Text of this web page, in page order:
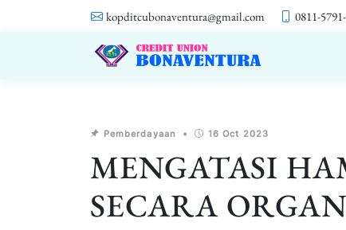
kopditcubonaventura@gmail.com 0811-
Pemberdayaan • 16 Oct 2023
MENGATASI
SECARA